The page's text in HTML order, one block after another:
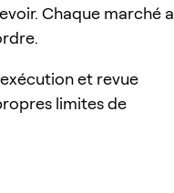
Chaque marché a
et revue
limites de